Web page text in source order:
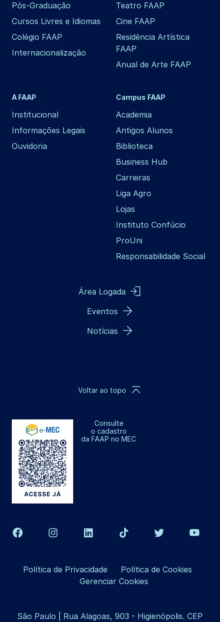
Pós-Graduação
Cursos Livres e Idiomas
Colégio FAAP
Internacionalização
Teatro FAAP
Cine FAAP
Residência Artística
FAAP
Anual de Arte FAAP
A FAAP
Institucional
Informações Legais
Ouvidoria
Campus FAAP
Academia
Antigos Alunos
Biblioteca
Business Hub
Carreiras
Liga Agro
Lojas
Instituto Confúcio
ProUni
Responsabilidade Social
Área Logada
Eventos
Notícias
Consulte
o cadastro
da FAAP no MEC
Voltar ao topo
Política de Privacidade
Política de Cookies
Gerenciar Cookies
São Paulo | Rua Alagoas, 903 - Higienópolis. CEP